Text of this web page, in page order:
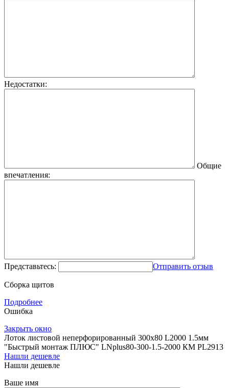
Недостатки:
Общие
впечатления:
Представьтесь: Отправить отзыв
Сборка щитов
Подробнее
Ошибка
Закрыть окно
Лоток листовой неперфорированный 300х80 L2000 1.5мм
"Быстрый монтаж ПЛЮС" LNplus80-300-1.5-2000 КМ PL2913
Нашли дешевле
Нашли дешевле
Ваше имя